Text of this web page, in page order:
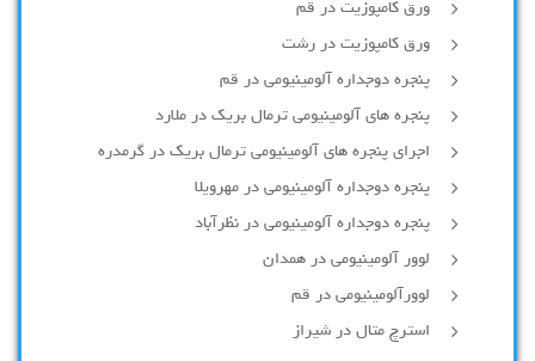
ورق کامپوزیت در قم
ورق کامپوزیت در رشت
پنجره دوجداره آلومينيومی در قم
پنجره های آلومینیومی ترمال بریک در ملارد
اجرای پنجره های آلومینیومی ترمال بریک در گرمدره
پنجره دوجداره آلومینیومی در مهرویلا
پنجره دوجداره آلومینیومی در نظرآباد
لوور آلومینیومی در همدان
لوورآلومینیومی در قم
استرچ متال در شیراز